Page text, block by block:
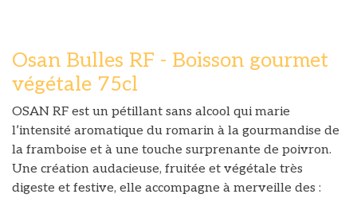
Osan Bulles RF - Boisson gourmet
végétale 75cl
OSAN RF est un pétillant sans alcool qui marie
l’intensité aromatique du romarin à la gourmandise de
la framboise et à une touche surprenante de poivron.
Une création audacieuse, fruitée et végétale très
digeste et festive, elle accompagne à merveille des :